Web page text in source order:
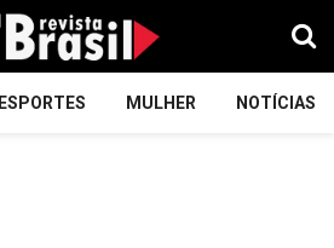
ESPORTES MULHER NOTÍCIAS